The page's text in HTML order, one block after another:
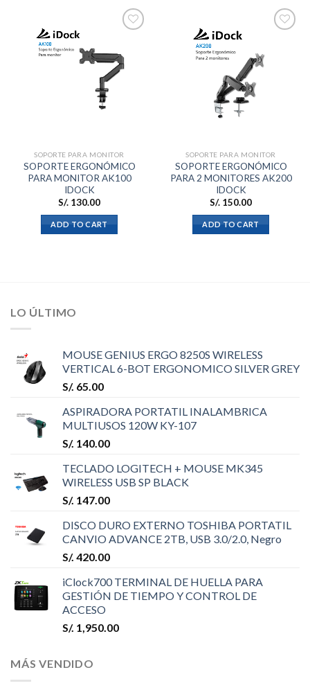
Añadir
SOPORTE PARA MONITOR
SOPORTE ERGONÓMICO
PARA MONITOR AK100
IDOCK
S/. 130.00
ADD TO CART
SOPORTE PARA MONITOR
SOPORTE ERGONÓMICO
PARA 2 MONITORES AK200
IDOCK
S/. 150.00
ADD TO CART
LO ÚLTIMO
MOUSE GENIUS ERGO 8250S WIRELESS
VERTICAL 6-BOT ERGONOMICO SILVER GREY
S/. 65.00
ASPIRADORA PORTATIL INALAMBRICA
MULTIUSOS 120W KY-107
S/. 140.00
TECLADO LOGITECH + MOUSE MK345
WIRELESS USB SP BLACK
S/. 147.00
DISCO DURO EXTERNO TOSHIBA PORTATIL
CANVIO ADVANCE 2TB, USB 3.0/2.0, Negro
S/. 420.00
iClock700 TERMINAL DE HUELLA PARA
GESTIÓN DE TIEMPO Y CONTROL DE
ACCESO
S/. 1,950.00
MÁS VENDIDO